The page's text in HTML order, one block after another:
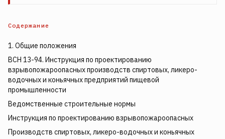
Содержание
1. Общие положения
ВСН 13-94. Инструкция по проектированию
взрывопожароопасных производств спиртовых, ликеро-
водочных и коньячных предприятий пищевой
промышленности
Ведомственные строительные нормы
Инструкция по проектированию взрывопожароопасных
Производств спиртовых, ликеро-водочных и коньячных